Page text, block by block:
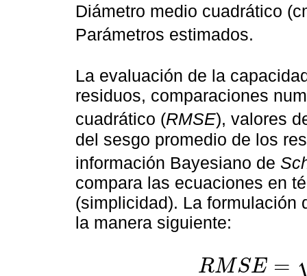
Diámetro medio cuadrático
Parámetros estimados.
La evaluación de la
residuos, comparaciones
cuadrático (RMSE), valores
del sesgo promedio de los
información Bayesiano de
compara las ecuaciones en
(simplicidad). La formulación
la manera siguiente:
RMSE =
RMSE=∑ i=1 i=ny y^i2 -k